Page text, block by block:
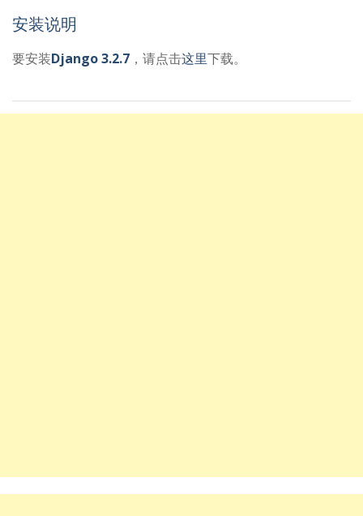
安装说明
要安装Django 3.2.7 ，请点击这里下载。